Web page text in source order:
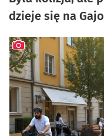
dzieje się na